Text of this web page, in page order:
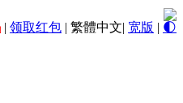
| 领取红包 | 繁體中文| 宽版 | 🌓